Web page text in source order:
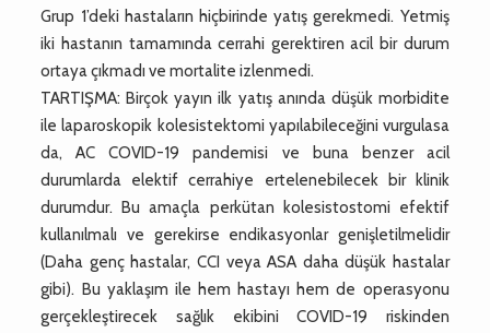
Grup 1’deki hastaların hiçbirinde yatış gerekmedi. Yetmiş
iki hastanın tamamında cerrahi gerektiren acil bir durum
ortaya çıkmadı ve mortalite izlenmedi.
TARTIŞMA: Birçok yayın ilk yatış anında düşük morbidite
ile laparoskopik kolesistektomi yapılabileceğini vurgulasa
da, AC COVID-19 pandemisi ve buna benzer acil
durumlarda elektif cerrahiye ertelenebilecek bir klinik
durumdur. Bu amaçla perkütan kolesistostomi efektif
kullanılmalı ve gerekirse endikasyonlar genişletilmelidir
(Daha genç hastalar, CCI veya ASA daha düşük hastalar
gibi). Bu yaklaşım ile hem hastayı hem de operasyonu
gerçekleştirecek sağlık ekibini COVID-19 riskinden